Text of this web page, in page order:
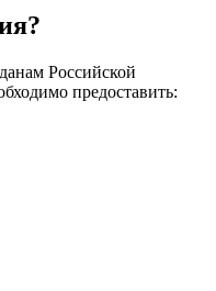
Российской
предоставить: